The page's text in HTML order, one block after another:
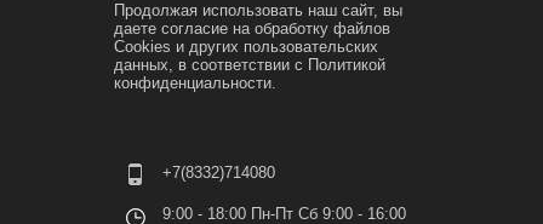
Продолжая использовать наш сайт, вы
даете согласие на обработку файлов
Cookies и других пользовательских
данных, в соответствии с Политикой
конфиденциальности.
+7(8332)714080
9:00 - 18:00 Пн-Пт Сб 9:00 - 16:00